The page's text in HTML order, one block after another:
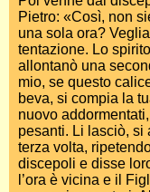
Pietro: «Così, non
una sola ora?
tentazione. Lo
allontanò una
mio, se questo
beva, si compia la
nuovo
pesanti. Li lasciò, si
terza volta,
discepoli e disse
l’ora è vicina e il